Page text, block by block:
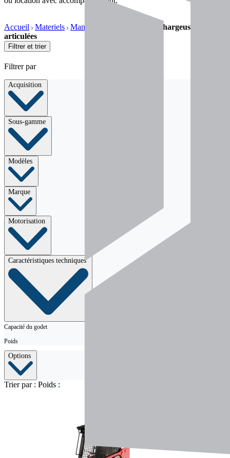
Accueil Materiels Manutention & élévation
Chargeuses
articulées
Filtrer et trier
Filtrer par
Acquisition
Sous-gamme
Modèles
Marque
Motorisation
Caractéristiques techniques
Capacité du godet
Poids
Options
Trier par : Poids :